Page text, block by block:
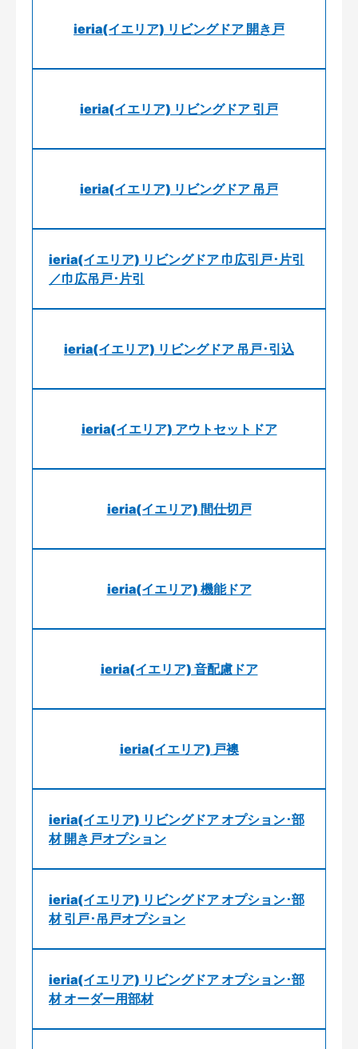
ieria(イエリア) リビングドア 開き戸
ieria(イエリア) リビングドア 引戸
ieria(イエリア) リビングドア 吊戸
ieria(イエリア) リビングドア 巾広引戸･片引
／巾広吊戸･片引
ieria(イエリア) リビングドア 吊戸･引込
ieria(イエリア) アウトセットドア
ieria(イエリア) 間仕切戸
ieria(イエリア) 機能ドア
ieria(イエリア) 音配慮ドア
ieria(イエリア) 戸襖
ieria(イエリア) リビングドア オプション･部
材 開き戸オプション
ieria(イエリア) リビングドア オプション･部
材 引戸･吊戸オプション
ieria(イエリア) リビングドア オプション･部
材 オーダー用部材